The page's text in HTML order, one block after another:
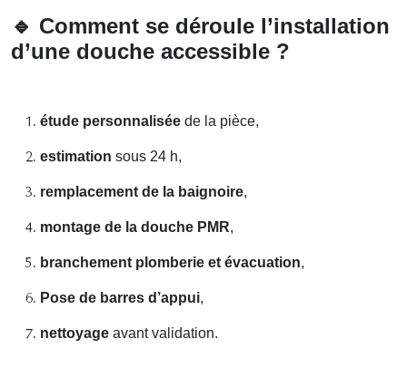
🔹 Comment se déroule l’installation
d’une douche accessible ?
étude personnalisée de la pièce,
estimation sous 24 h,
remplacement de la baignoire,
montage de la douche PMR,
branchement plomberie et évacuation,
Pose de barres d’appui,
nettoyage avant validation.